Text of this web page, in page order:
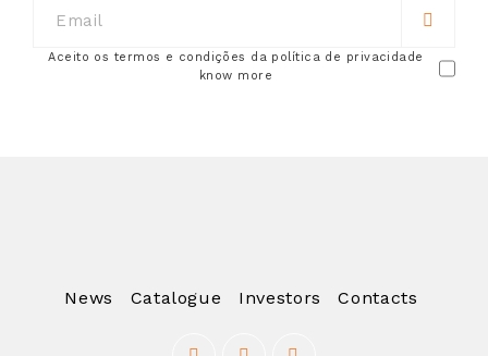
Aceito os termos e condições da política de privacidade
know more
Angola
News Catalogue Investors Contacts